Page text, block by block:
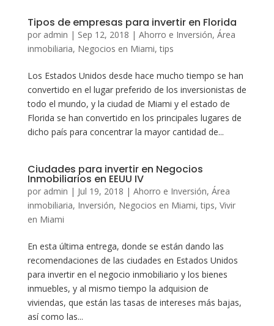
Tipos de empresas para invertir en Florida
por admin | Sep 12, 2018 | Ahorro e Inversión, Área
inmobiliaria, Negocios en Miami,tips
Los Estados Unidos desde hace mucho tiempo se han
convertido en el lugar preferido de los inversionistas de
todo el mundo, y la ciudad de Miami y el estado de
Florida se han convertido en los principales lugares de
dicho país para concentrar la mayor cantidad de...
Ciudades para invertir en Negocios
Inmobiliarios en EEUU IV
por admin | Jul 19, 2018 | Ahorro e Inversión, Área
inmobiliaria, Inversión, Negocios en Miami,tips, Vivir
en Miami
En esta última entrega, donde se están dando las
recomendaciones de las ciudades en Estados Unidos
para invertir en el negocio inmobiliario y los bienes
inmuebles, y al mismo tiempo la adquision de
viviendas, que están las tasas de intereses más bajas,
así como las...